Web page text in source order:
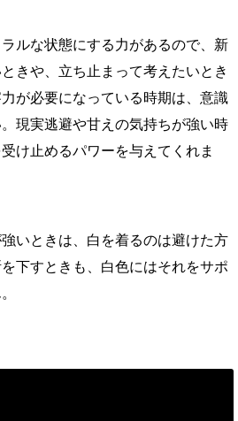
ルな状態にする力があるので、新
きや、立ち止まって考えたいとき
が必要になっている時期は、意識
現実逃避や甘えの気持ちが強い時
け止めるパワーを与えてくれま
いときは、白を着るのは避けた方
下すときも、白色にはそれをサポ